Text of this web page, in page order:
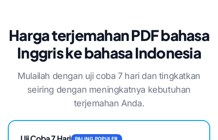
Harga terjemahan PDF bahasa
Inggris ke bahasa Indonesia
Mulailah dengan uji coba 7 hari dan tingkatkan
seiring dengan meningkatnya kebutuhan
terjemahan Anda.
PALING POPULER